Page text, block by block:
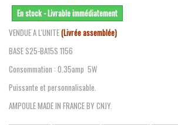
En stock - Livrable immédiatement
VENDUE A L'UNITE(Livrée assemblée)
BASE S25-BA15S 1156
Consommation : 0.35amp 5W
Puissante et personnalisable.
AMPOULE MADE IN FRANCE BY CNJY.